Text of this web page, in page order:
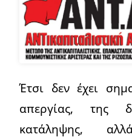
Έτσι δεν έχει
απεργίας, της
κατάληψης,